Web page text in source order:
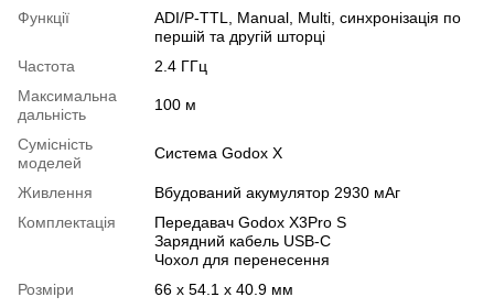
Функції
ADI/P-TTL, Manual, Multi, синхронізація по
першій та другій шторці
Частота
2.4 ГГц
Максимальна
дальність
100 м
Сумісність
моделей
Система Godox X
Живлення
Вбудований акумулятор 2930 мАг
Комплектація
Передавач Godox X3Pro S
Зарядний кабель USB-C
Чохол для перенесення
Розміри
66 x 54.1 x 40.9 мм